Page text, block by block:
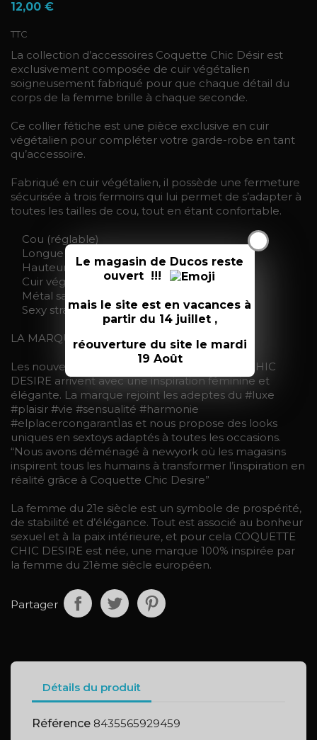
X
Le magasin de Ducos reste
ouvert !!!
mais le site est en vacances à
partir du 14 juillet ,
réouverture du site le mardi
19 Août
12,00 €
TTC
La collection d’accessoires Coquette Chic Désir est
exclusivement composée de cuir végétalien
soigneusement fabriqué pour que chaque détail du
corps de la femme brille à chaque seconde.
Ce collier fétiche est une pièce exclusive en cuir
végétalien pour compléter votre garde-robe en tant
qu’accessoire.
Fabriqué en cuir végétalien, il possède une fermeture
sécurisée à trois fermoirs qui lui permet de s’adapter à
toutes les tailles de cou, tout en étant confortable.
Cou (réglable)
Longueur : 40cm
Hauteur 2cm
Cuir végétalien
Métal sans nickel
Sexy strass.
LA MARQUE COQUETTE CHIC DESIRE
Les nouveautés de la collection COQUETTE CHIC
DESIRE arrivent avec une inspiration féminine et
élégante. La marque rejoint les adeptes du #luxe
#plaisir #vie #sensualité #harmonie
#elplacercongarantÌas et nous propose des looks
uniques en sextoys adaptés à toutes les occasions.
“Nous avons déménagé à newyork où les magasins
inspirent tous les humains à transformer l’inspiration en
réalité grâce à Coquette Chic Desire”
La femme du 21e siècle est un symbole de prospérité,
de stabilité et d’élégance. Tout est associé au bonheur
sexuel et à la paix intérieure, et pour cela COQUETTE
CHIC DESIRE est née, une marque 100% inspirée par
la femme du 21ème siècle européen.
Partager
Détails du produit
Référence 8435565929459